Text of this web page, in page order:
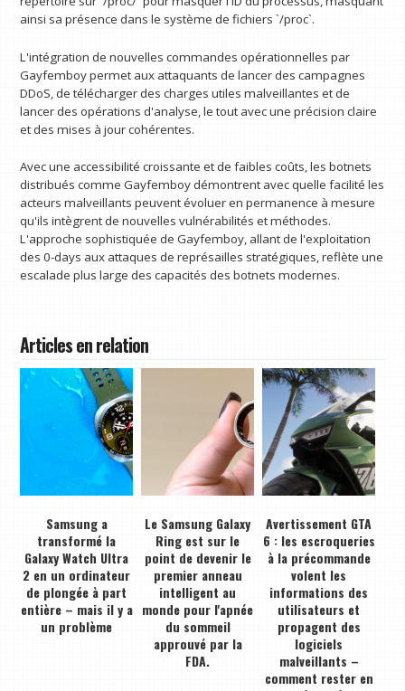
ainsi sa présence dans le système de fichiers `/proc`.
L'intégration de nouvelles commandes opérationnelles par
Gayfemboy permet aux attaquants de lancer des campagnes
DDoS, de télécharger des charges utiles malveillantes et de
lancer des opérations d'analyse, le tout avec une précision claire
et des mises à jour cohérentes.
Avec une accessibilité croissante et de faibles coûts, les botnets
distribués comme Gayfemboy démontrent avec quelle facilité les
acteurs malveillants peuvent évoluer en permanence à mesure
qu'ils intègrent de nouvelles vulnérabilités et méthodes.
L'approche sophistiquée de Gayfemboy, allant de l'exploitation
des 0-days aux attaques de représailles stratégiques, reflète une
escalade plus large des capacités des botnets modernes.
Articles en relation
Samsung a
transformé la
Galaxy Watch Ultra
2 en un ordinateur
de plongée à part
entière – mais il y a
un problème
Le Samsung Galaxy
Ring est sur le
point de devenir le
premier anneau
intelligent au
monde pour l'apnée
du sommeil
approuvé par la
FDA.
Avertissement GTA
6 : les escroqueries
à la précommande
volent les
informations des
utilisateurs et
propagent des
logiciels
malveillants –
comment rester en